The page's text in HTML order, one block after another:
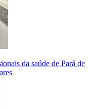
da saúde de Pará de